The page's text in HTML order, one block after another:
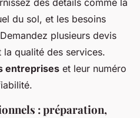
des détails comme la
du sol, et les besoins
plusieurs devis
qualité des services.
entreprises et leur numéro
: préparation,